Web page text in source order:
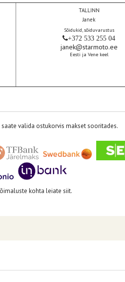
TALLINN
Janek
Sõidukid, sõiduvarustus
+372 533 255 04
janek@starmoto.ee
Eesti ja Vene keel
saate valida ostukorvis makset sooritades.
kohta leiate siit.